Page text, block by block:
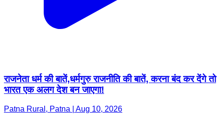
राजनेता धर्म की बातें,धर्मगुरु राजनीति की बातें, करना बंद कर देंगे तो
भारत एक अलग देश बन जाएगा!
Patna Rural, Patna | Aug 10, 2026